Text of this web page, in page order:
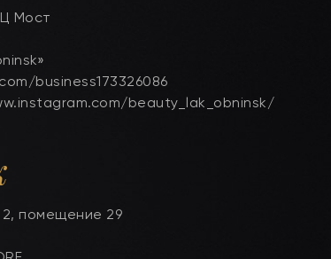
Мост
business173326086
beauty_lak_obninsk/
2, помещение 29